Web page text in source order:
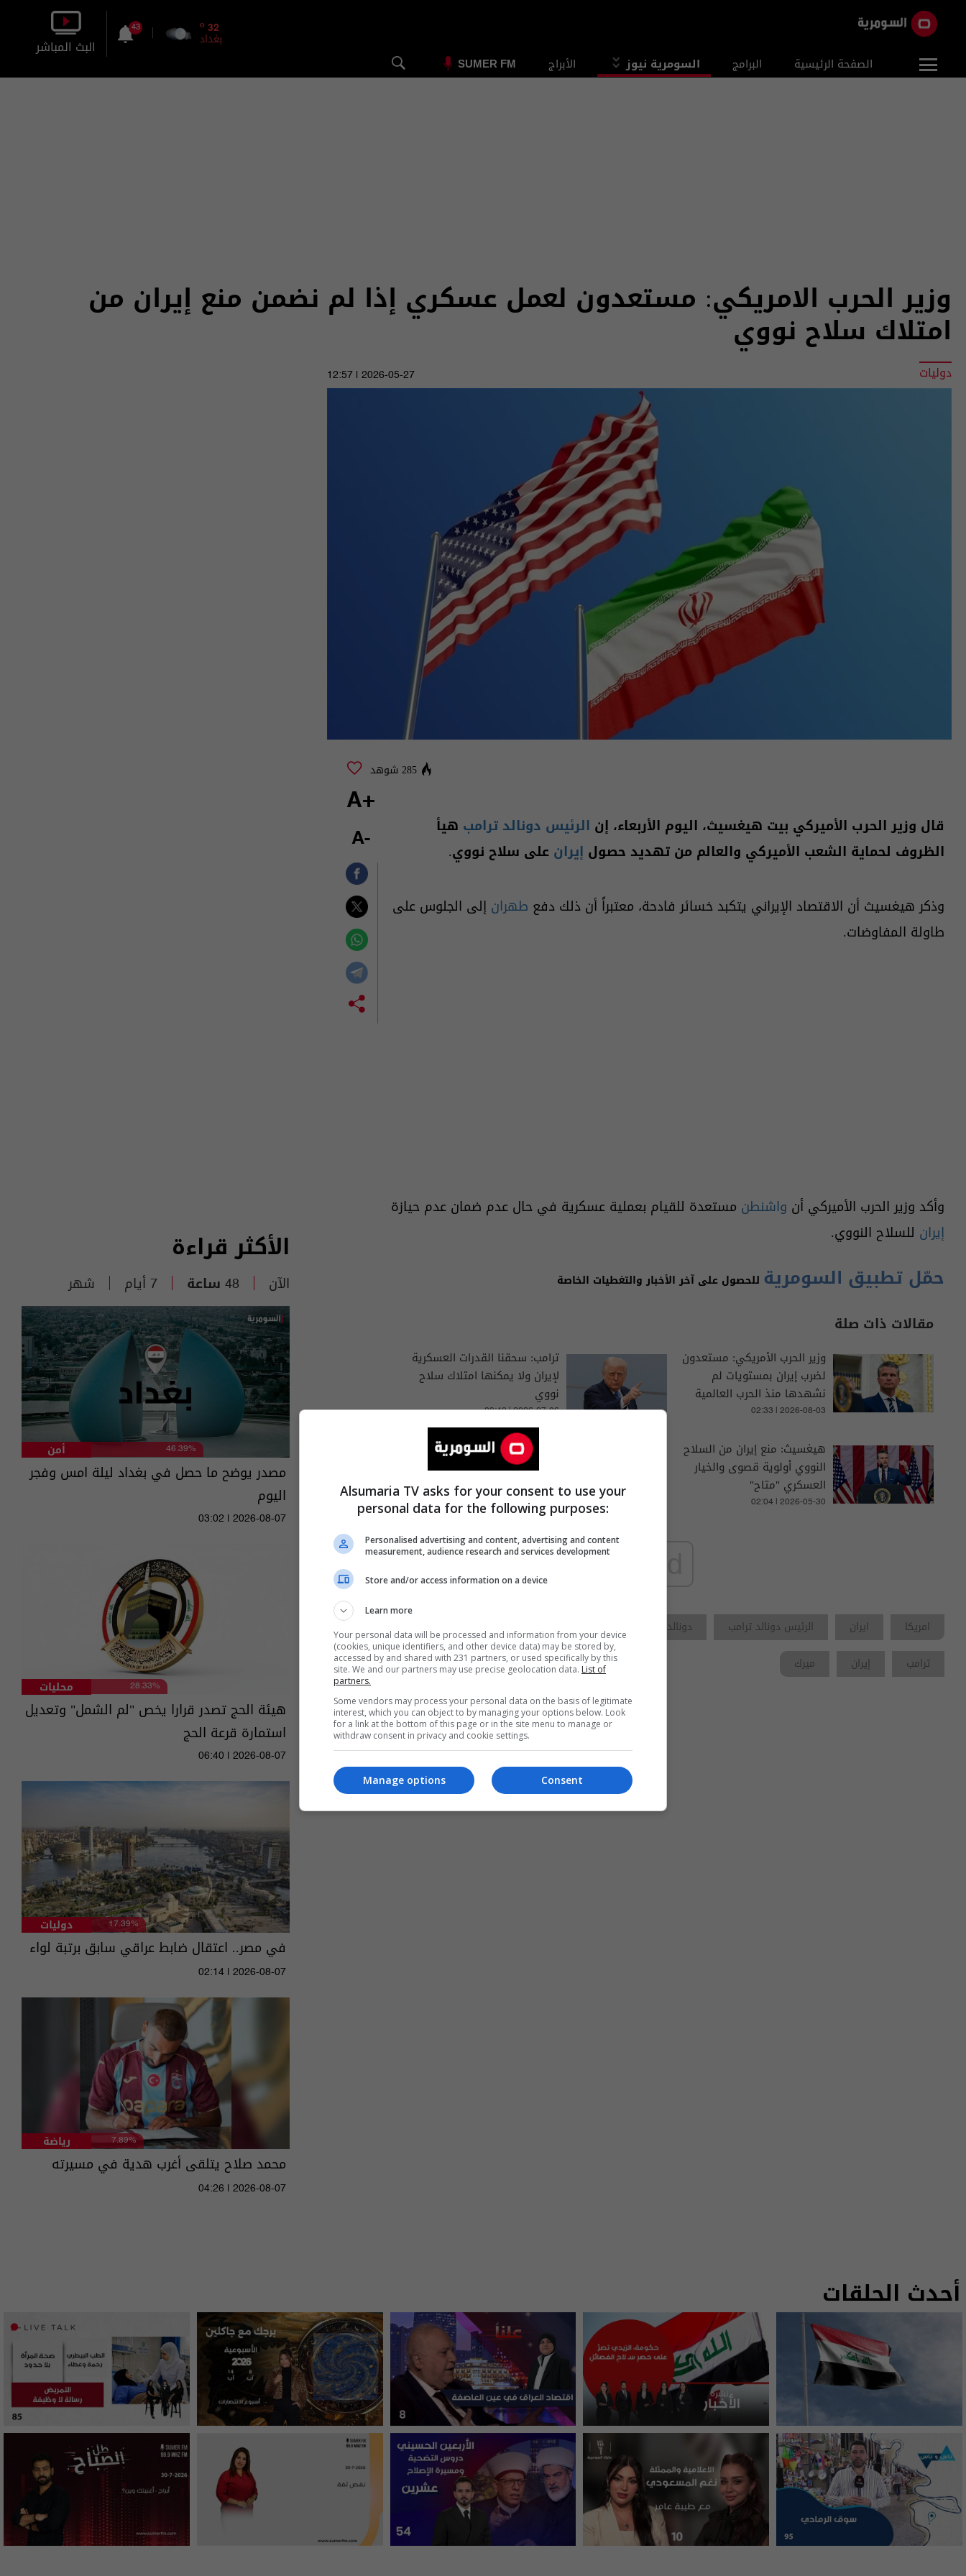
الصفحة الرئيسية البرامج السومرية نيوز الأبراج SUMER FM
32
o
بغداد
43
البث المباشر
وزير الحرب الامريكي: مستعدون لعمل عسكري إذا لم نضمن منع إيران من
امتلاك سلاح نووي
دوليات 2026-05-27 | 12:57
285 شوهد
قال وزير الحرب الأميركي بيت هيغسيث، اليوم الأربعاء، إن الرئيس دونالد ترامب هيأ
الظروف لحماية الشعب الأميركي والعالم من تهديد حصول إيران على سلاح نووي.
وذكر هيغسيث أن الاقتصاد الإيراني يتكبد خسائر فادحة، معتبراً أن ذلك دفع طهران إلى الجلوس على
طاولة المفاوضات.
وأكد وزير الحرب الأميركي أن واشنطن مستعدة للقيام بعملية عسكرية في حال عدم ضمان عدم حيازة
إيران للسلاح النووي.
حمّل تطبيق السومرية للحصول على آخر الأخبار والتغطيات الخاصة
مقالات ذات صلة
وزير الحرب الأمريكي: مستعدون
لضرب إيران بمستويات لم
نشهدها منذ الحرب العالمية
الثانية
02:33 | 2026-08-03
ترامب: سحقنا القدرات العسكرية
لإيران ولا يمكنها امتلاك سلاح
نووي
09:40 | 2026-07-06
هيغسيث: منع إيران من السلاح
النووي أولوية قصوى والخيار
العسكري "متاح"
02:04 | 2026-05-30
ترامب وشي يتفقان على إبقاء
هرمز مفتوحاً ومنع إيران من
امتلاك السلاح النووي
06:04 | 2026-05-14
امريكا ايران الرئيس دونالد ترامب دونالد ترامب دونالد
ترامب
إيران ميرك
+A
-A
الأكثر قراءة
الآن 48 ساعة 7 أيام شهر
أمن 46.39%
مصدر يوضح ما حصل في بغداد ليلة امس وفجر
اليوم
03:02 | 2026-08-07
محليات 28.33%
هيئة الحج تصدر قرارا يخص "لم الشمل" وتعديل
استمارة قرعة الحج
06:40 | 2026-08-07
دوليات 17.39%
في مصر.. اعتقال ضابط عراقي سابق برتبة لواء
02:14 | 2026-08-07
رياضة 7.89%
محمد صلاح يتلقى أغرب هدية في مسيرته
04:26 | 2026-08-07
أحدث الحلقات
Alsumaria TV asks for your consent to use your
personal data for the following purposes:
Personalised advertising and content, advertising and content
measurement, audience research and services development
Store and/or access information on a device
Learn more
Your personal data will be processed and information from your device
(cookies, unique identifiers, and other device data) may be stored by,
accessed by and shared with 231 partners, or used specifically by this
site. We and our partners may use precise geolocation data. List of
partners.
Some vendors may process your personal data on the basis of legitimate
interest, which you can object to by managing your options below. Look
for a link at the bottom of this page or in the site menu to manage or
withdraw consent in privacy and cookie settings.
Consent
Manage options